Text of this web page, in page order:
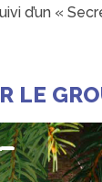
d’un «
LE